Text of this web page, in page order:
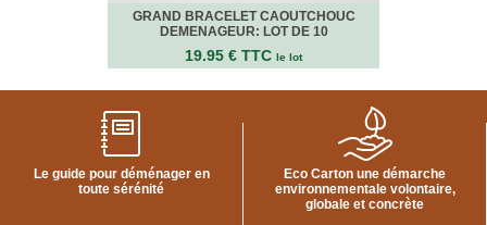
GRAND BRACELET CAOUTCHOUC
DEMENAGEUR: LOT DE 10
19.95 € TTC le lot
Le guide pour déménager en
toute sérénité
Eco Carton une démarche
environnementale volontaire,
globale et concrète